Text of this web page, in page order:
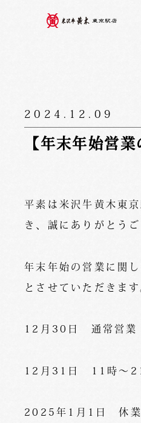
2024.12.09
【年末年始営業
平素は米沢牛黄木東
き、誠にありがとうご
年末年始の営業に関
とさせていただきます
12月30日 通常営業
12月31日 11時～
2025年1月1日 休業